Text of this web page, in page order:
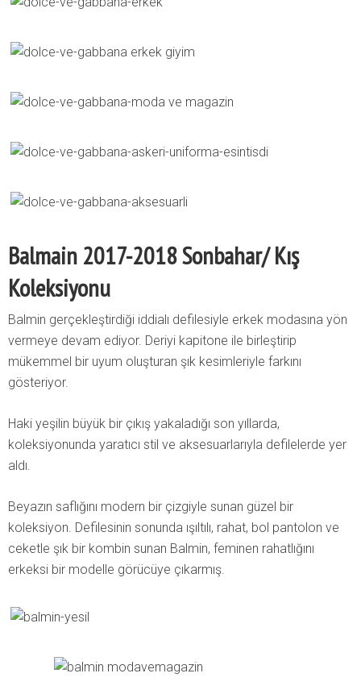
Balmain 2017-2018 Sonbahar/ Kış
Koleksiyonu
Balmin gerçekleştirdiği iddialı defilesiyle erkek modasına yön
vermeye devam ediyor. Deriyi kapitone ile birleştirip
mükemmel bir uyum oluşturan şık kesimleriyle farkını
gösteriyor.
Haki yeşilin büyük bir çıkış yakaladığı son yıllarda,
koleksiyonunda yaratıcı stil ve aksesuarlarıyla defilelerde yer
aldı.
Beyazın saflığını modern bir çizgiyle sunan güzel bir
koleksiyon. Defilesinin sonunda ışıltılı, rahat, bol pantolon ve
ceketle şık bir kombin sunan Balmin, feminen rahatlığını
erkeksi bir modelle görücüye çıkarmış.